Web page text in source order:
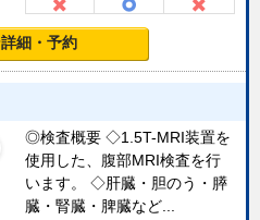
細・予約
◎検査概要 ◇1.5T-MRI装置を
使用した、腹部MRI検査を行
います。 ◇肝臓・胆のう・膵
臓・腎臓・脾臓など...